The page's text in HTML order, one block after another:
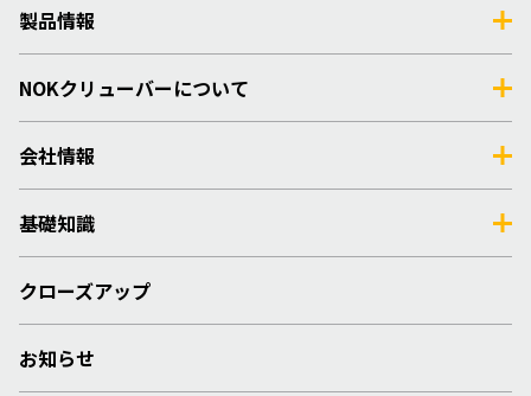
製品情報
NOKクリューバーについて
会社情報
基礎知識
クローズアップ
お知らせ